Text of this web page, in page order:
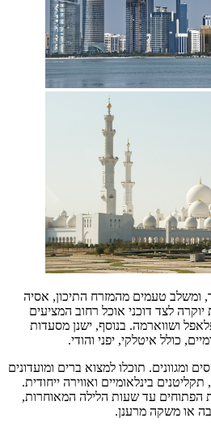
ומשלב טעמים מהמזרח התיכון, אסיה
לצד דוכני אוכל רחוב המציעים
ושווארמה. בנוסף, ישנן מסעדות
כולל איטלקי, יפני והודי.
ומגוונים. תוכלו למצוא ברים ומועדונים
בינלאומיים ואווירה ייחודית.
הפתוחים עד שעות הלילה המאוחרות,
או משקה מרענן.